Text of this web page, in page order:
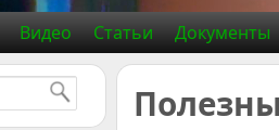
Видео Статьи Документы